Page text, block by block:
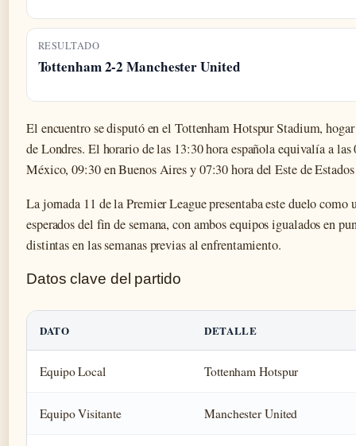
RESULTADO
Tottenham 2-2 Manchester United
El encuentro se disputó en el Tottenham Hotspur Stadium,
de Londres. El horario de las 13:30 hora española equivalía a
México, 09:30 en Buenos Aires y 07:30 hora del Este de
La jornada 11 de la Premier League presentaba este duelo como
esperados del fin de semana, con ambos equipos igualados en
distintas en las semanas previas al enfrentamiento.
Datos clave del partido
DATO DETALLE
Equipo Local Tottenham Hotspur
Equipo Visitante Manchester United